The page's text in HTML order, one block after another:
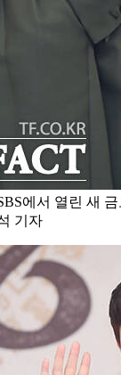
에서 열린 새
기자